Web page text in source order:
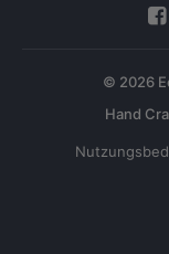
© 2026